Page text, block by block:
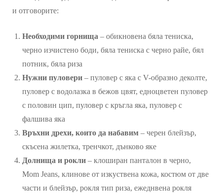
и отговорите:
Необходими горнища – обикновена бяла тениска,
черно изчистено боди, бяла тениска с черно райе, бял
потник, бяла риза
Нужни пуловери – пуловер с яка с V-образно деколте,
пуловер с водолазка в бежов цвят, едноцветен пуловер
с половин цип, пуловер с кръгла яка, пуловер с
фалшива яка
Връхни дрехи, които да набавим – черен блейзър,
скъсена жилетка, тренчкот, дънково яке
Долнища и рокли – клоширан панталон в черно,
Mom Jeans, клинове от изкуствена кожа, костюм от две
части и блейзър, рокля тип риза, ежеднвена рокля